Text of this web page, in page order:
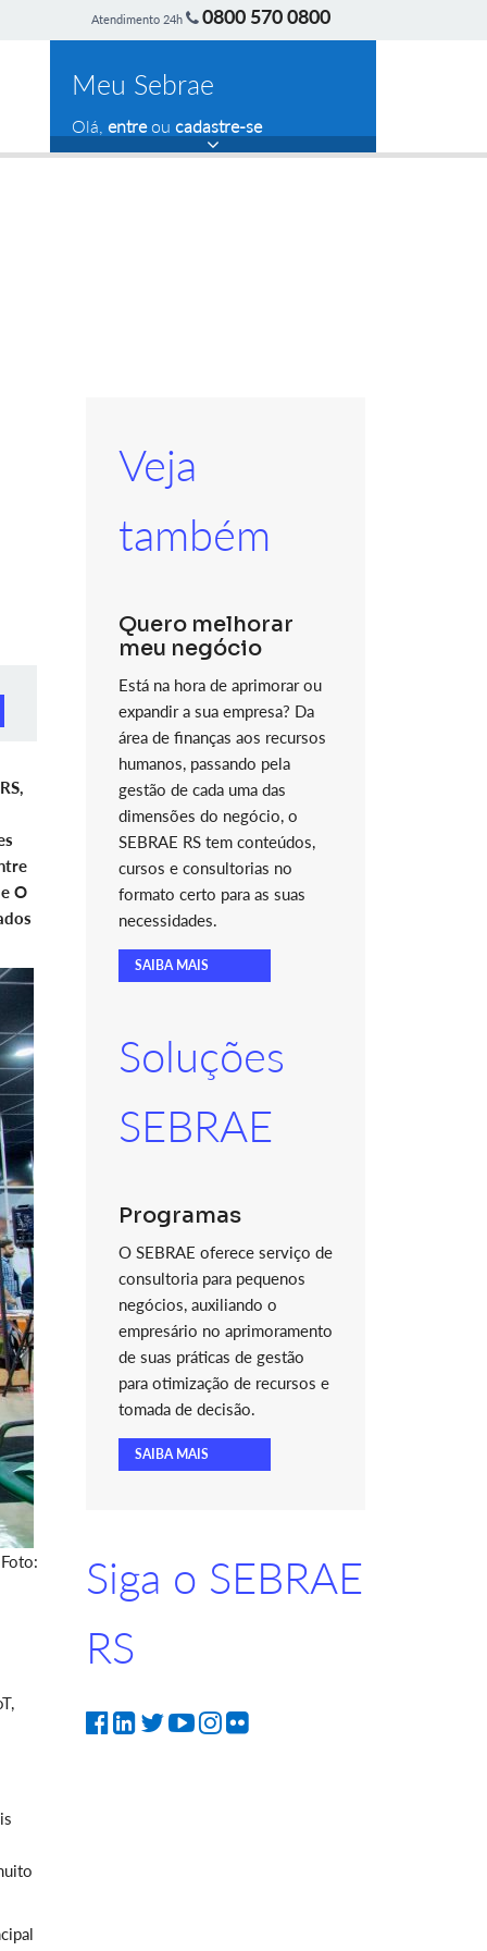
Atendimento 24h 0800 570 0800
Meu Sebrae
Olá, entreou cadastre-se
O
Veja
também
Quero melhorar
meu negócio
Está na hora de aprimorar ou
expandir a sua empresa? Da
área de finanças aos recursos
humanos, passando pela
gestão de cada uma das
dimensões do negócio, o
SEBRAE RS tem conteúdos,
cursos e consultorias no
formato certo para as suas
necessidades.
SAIBA MAIS
Soluções
SEBRAE
Programas
O SEBRAE oferece serviço de
consultoria para pequenos
negócios, auxiliando o
empresário no aprimoramento
de suas práticas de gestão
para otimização de recursos e
tomada de decisão.
SAIBA MAIS
Siga o SEBRAE
RS